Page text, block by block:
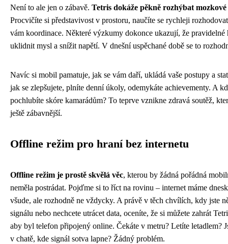
Není to ale jen o zábavě. Tetris dokáže pěkně rozhýbat
Procvičíte si představivost v prostoru, naučíte se rychleji
vám koordinace. Některé výzkumy dokonce ukazují, že pravidelné
uklidnit mysl a snížit napětí. V dnešní uspěchané době se to
Navíc si mobil pamatuje, jak se vám daří, ukládá vaše postupy a
jak se zlepšujete, plníte denní úkoly, odemykáte achievementy. A
pochlubíte skóre kamarádům? To teprve vznikne zdravá soutěž,
ještě zábavnější.
Offline režim pro hraní bez internetu
Offline režim je prostě skvělá věc, kterou by žádná pořádná
neměla postrádat. Pojďme si to říct na rovinu – internet máme
všude, ale rozhodně ne vždycky. A právě v těch chvílích, kdy jste
signálu nebo nechcete utrácet data, oceníte, že si můžete zahrát
aby byl telefon připojený online. Čekáte v metru? Letíte letadlem?
v chatě, kde signál sotva lapne? Žádný problém.